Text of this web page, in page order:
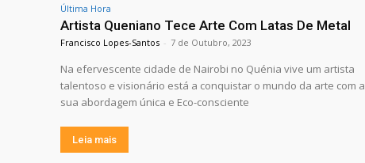
Última Hora
Artista Queniano Tece Arte Com Latas De Metal
Francisco Lopes-Santos - 7 de Outubro, 2023
Na efervescente cidade de Nairobi no Quénia vive um artista
talentoso e visionário está a conquistar o mundo da arte com a
sua abordagem única e Eco-consciente
Leia mais